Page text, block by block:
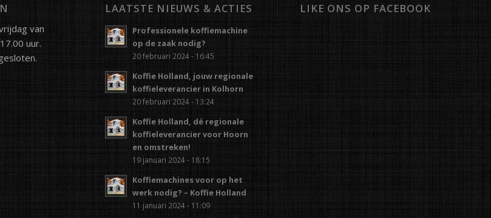
van
uur.
LAATSTE NIEUWS & ACTIES
Professionele koffiemachine
op de zaak nodig?
20 februari 2024 - 16:45
Koffie Holland, jouw regionale
koffieleverancier in Kolhorn
20 februari 2024 - 13:24
Koffie Holland, dé regionale
koffieleverancier voor Hoorn
en omstreken!
19 januari 2024 - 18:15
Koffiemachines voor op het
werk nodig? – Koffie Holland
11 januari 2024 - 11:09
LIKE ONS OP FACEBOOK